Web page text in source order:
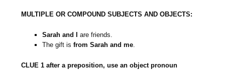
MULTIPLE OR COMPOUND SUBJECTS AND OBJECTS:
Sarah and I
are friends.
The gift isfrom Sarah and me.
CLUE 1 after a preposition, use an object pronoun